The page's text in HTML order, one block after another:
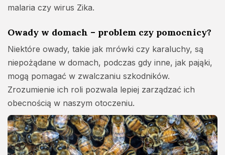
malaria czy wirus Zika.
Owady w domach – problem czy pomocnicy?
Niektóre owady, takie jak mrówki czy karaluchy, są
niepożądane w domach, podczas gdy inne, jak pająki,
mogą pomagać w zwalczaniu szkodników.
Zrozumienie ich roli pozwala lepiej zarządzać ich
obecnością w naszym otoczeniu.